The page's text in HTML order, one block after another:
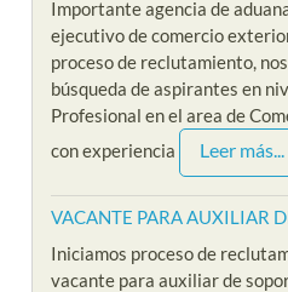
Importante agencia de
ejecutivo de comercio
proceso de reclutamiento,
búsqueda de aspirantes en
Profesional en el area de
con experiencia
Leer más...
VACANTE PARA AUXILIAR
Iniciamos proceso de
vacante para auxiliar de